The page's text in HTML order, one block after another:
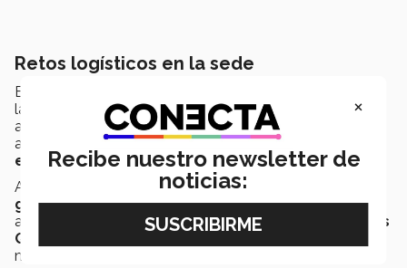
Retos logísticos en la sede
El equipo reportó algunos
la sede del festival. Debido a compromisos
académicos, llegaronun día despuésdel inicio de
actividades, lo cuallimitó su participación en los
ensayos generales.
A pesar de las dificultades,los estudiantes
gestionaron solucionespor su cuenta, buscando
apoyo entre otros participantes.Alumnos del campus
Querétaro los asistieron
montaje.
×
Recibe nuestro newsletter de
noticias: